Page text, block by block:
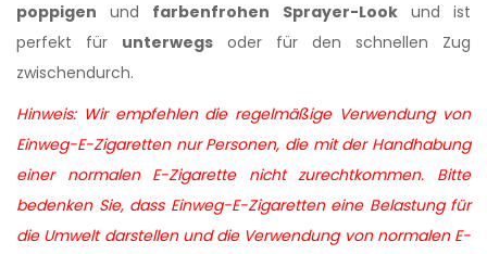
poppigen und farbenfrohen Sprayer-Lookund ist
perfekt für unterwegs oder für den schnellen Zug
zwischendurch.
Hinweis: Wir empfehlen die regelmäßige Verwendung von
Einweg-E-Zigaretten nur Personen, die mit der Handhabung
einer normalen E-Zigarette nicht zurechtkommen. Bitte
bedenken Sie, dass Einweg-E-Zigaretten eine Belastung für
die Umwelt darstellen und die Verwendung von normalen E-